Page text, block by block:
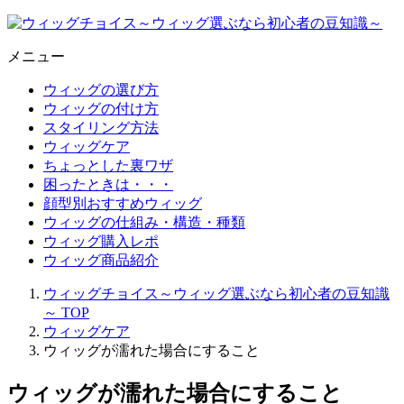
メニュー
ウィッグの選び方
ウィッグの付け方
スタイリング方法
ウィッグケア
ちょっとした裏ワザ
困ったときは・・・
顔型別おすすめウィッグ
ウィッグの仕組み・構造・種類
ウィッグ購入レポ
ウィッグ商品紹介
ウィッグチョイス～ウィッグ選ぶなら初心者の豆知識
～ TOP
ウィッグケア
ウィッグが濡れた場合にすること
ウィッグが濡れた場合にすること